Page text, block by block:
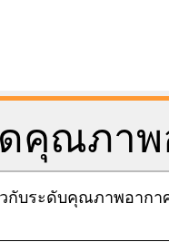
คุณภา
วกับระดับคุณภาพอากา